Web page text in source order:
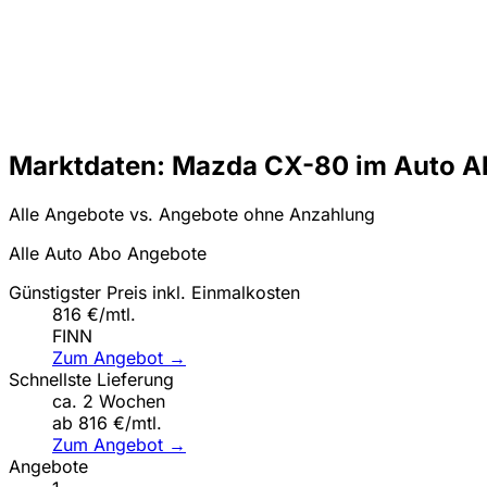
Marktdaten: Mazda CX-80 im Auto
Alle Angebote vs. Angebote ohne Anzahlung
Alle Auto Abo Angebote
Günstigster Preis inkl. Einmalkosten
816 €/mtl.
FINN
Zum Angebot →
Schnellste Lieferung
ca. 2 Wochen
ab 816 €/mtl.
Zum Angebot →
Angebote